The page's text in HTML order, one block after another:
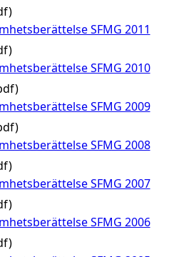
SFMG 2011
SFMG 2010
SFMG 2009
SFMG 2008
SFMG 2007
SFMG 2006